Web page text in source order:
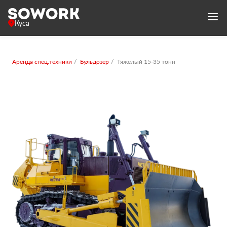
Куса
Аренда спец.техники Бульдозер Тяжелый 15-35 тонн